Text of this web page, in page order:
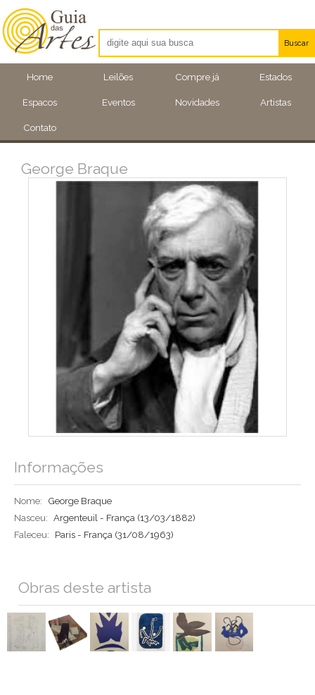
Home Leilões Compre já Estados
Espacos Eventos Novidades Artistas
Contato
Buscar
Artistas
Eventos
George Braque
Informações
Nome:
George Braque
Nasceu: Argenteuil - França (13/03/1882)
Faleceu:
Paris - França (31/08/1963)
Obras deste artista